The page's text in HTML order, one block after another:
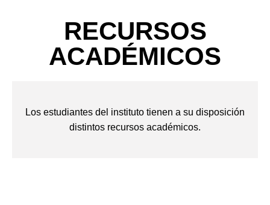
RECURSOS
ACADÉMICOS
Los estudiantes del instituto tienen a su disposición
distintos recursos académicos.